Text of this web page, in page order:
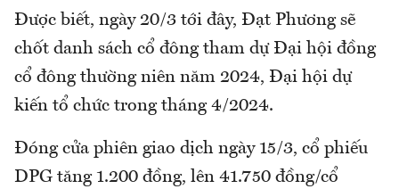
Được biết, ngày 20/3 tới đây, Đạt Phương sẽ
chốt danh sách cổ đông tham dự Đại hội đồng
cổ đông thường niên năm 2024, Đại hội dự
kiến tổ chức trong tháng 4/2024.
Đóng cửa phiên giao dịch ngày 15/3, cổ phiếu
DPG tăng 1.200 đồng, lên 41.750 đồng/cổ